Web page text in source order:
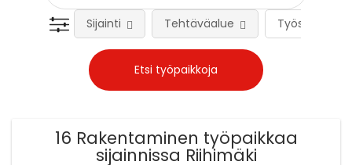
Työsuhteen
Sijainti Tehtäväalue
16 Rakentaminen työpaikkaa
sijainnissa Riihimäki